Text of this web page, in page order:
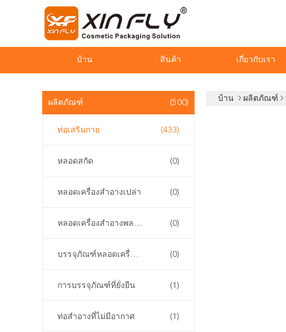
บ้าน สินค้า เกี่ยวกับเรา
ผลิตภัณฑ์ (500)
ท่อเสริมกาย (433)
หลอดสกัด (0)
หลอดเครื่องสำอางเปล่า (0)
หลอดเครื่องสำอางพลาสติก (0)
บรรจุภัณฑ์หลอดเครื่องสำอาง (0)
การบรรจุภัณฑ์ที่ยั่งยืน (1)
ท่อสําอางที่ไม่มีอากาศ (1)
บ้าน ผลิตภัณฑ์